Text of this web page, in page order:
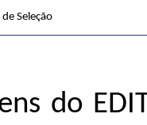
Seleção
do